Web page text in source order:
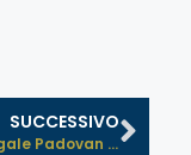
SUCCESSIVO
Studio Legale Padovan si integra co...